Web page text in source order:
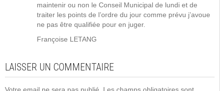
maintenir ou non le Conseil Municipal de lundi et de
traiter les points de l’ordre du jour comme prévu j’avoue
ne pas être qualifiée pour en juger.
Françoise LETANG
LAISSER UN COMMENTAIRE